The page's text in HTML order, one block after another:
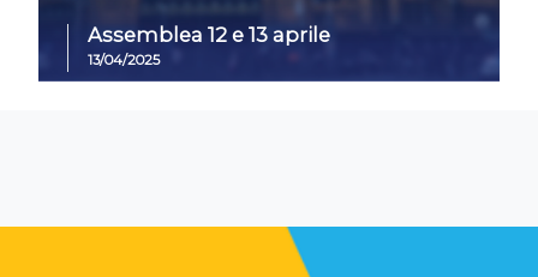
Assemblea 12 e 13 aprile
13/04/2025